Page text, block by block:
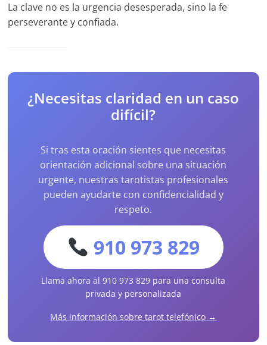
La clave no es la urgencia desesperada, sino la fe
perseverante y confiada.
¿Necesitas claridad en un caso
difícil?
Si tras esta oración sientes que necesitas
orientación adicional sobre una situación
urgente, nuestras tarotistas profesionales
pueden ayudarte con confidencialidad y
respeto.
910 973 829
Llama ahora al 910 973 829 para una consulta
privada y personalizada
Más información sobre tarot telefónico →